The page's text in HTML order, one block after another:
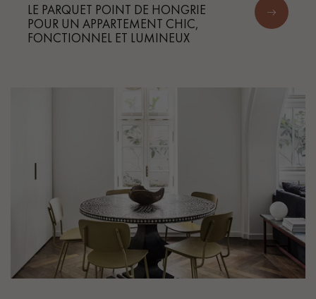
LE PARQUET POINT DE HONGRIE
POUR UN APPARTEMENT CHIC,
FONCTIONNEL ET LUMINEUX